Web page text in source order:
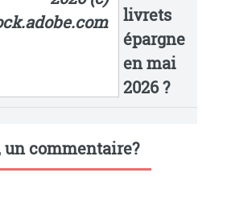
livrets
épargne
en mai
2026 ?
un commentaire?